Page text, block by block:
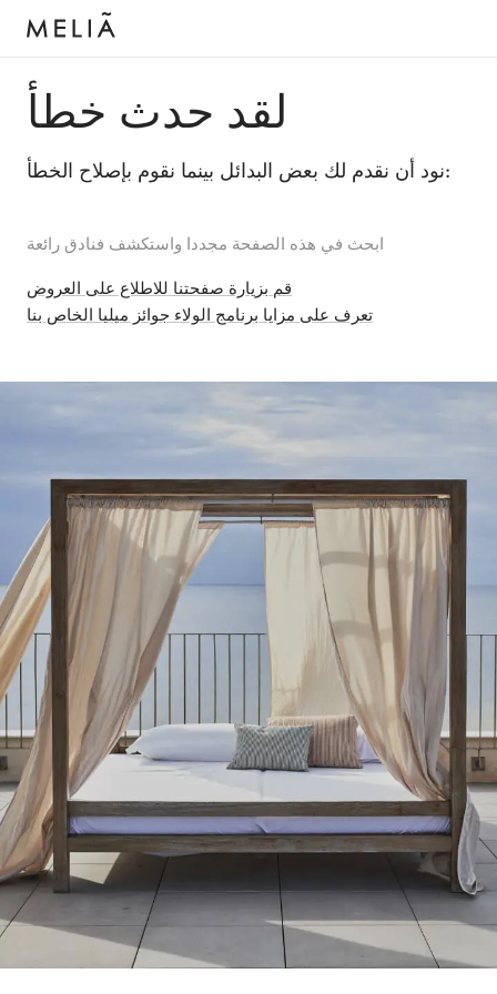
لقد حدث خطأ
نود أن نقدم لك بعض البدائل بينما نقوم بإصلاح الخطأ:
ابحث في هذه الصفحة مجددا واستكشف فنادق رائعة
قم بزيارة صفحتنا للاطلاع على العروض
تعرف على مزايا برنامج الولاء جوائز ميليا الخاص بنا